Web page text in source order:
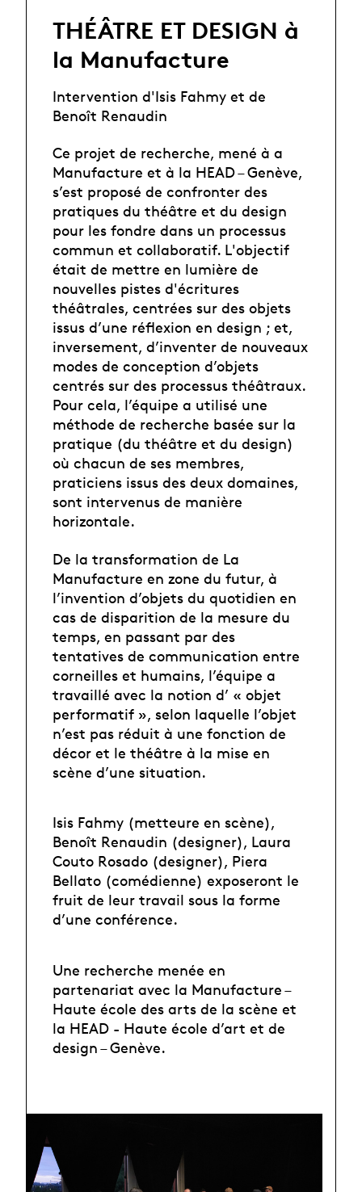
THÉÂTRE ET DESIGN à
la Manufacture
Intervention d'Isis Fahmy et de
Benoît Renaudin
Ce projet de recherche, mené à a
Manufacture et à la HEAD – Genève,
s’est proposé de confronter des
pratiques du théâtre et du design
pour les fondre dans un processus
commun et collaboratif. L'objectif
était de mettre en lumière de
nouvelles pistes d'écritures
théâtrales, centrées sur des objets
issus d’une réflexion en design ; et,
inversement, d’inventer de nouveaux
modes de conception d’objets
centrés sur des processus théâtraux.
Pour cela, l’équipe a utilisé une
méthode de recherche basée sur la
pratique (du théâtre et du design)
où chacun de ses membres,
praticiens issus des deux domaines,
sont intervenus de manière
horizontale.
De la transformation de La
Manufacture en zone du futur, à
l’invention d’objets du quotidien en
cas de disparition de la mesure du
temps, en passant par des
tentatives de communication entre
corneilles et humains, l’équipe a
travaillé avec la notion d’ « objet
performatif », selon laquelle l’objet
n’est pas réduit à une fonction de
décor et le théâtre à la mise en
scène d’une situation.
Isis Fahmy (metteure en scène),
Benoît Renaudin (designer), Laura
Couto Rosado (designer), Piera
Bellato (comédienne) exposeront le
fruit de leur travail sous la forme
d’une conférence.
Une recherche menée en
partenariat avec la Manufacture –
Haute école des arts de la scène et
la HEAD - Haute école d’art et de
design – Genève.